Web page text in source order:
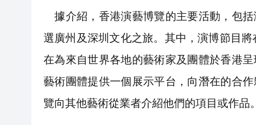
據介紹，香港演藝博覽的主要活動，包
選廣州及深圳文化之旅。其中，演博節目
在為來自世界各地的藝術家及團體於香港
藝術團體提供一個展示平台，向潛在的合
覽向其他藝術從業者介紹他們的項目或作品。